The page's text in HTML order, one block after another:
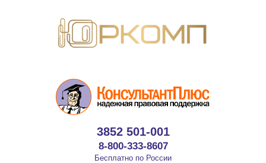
3852 501-001
8-800-333-8607
Бесплатно по России